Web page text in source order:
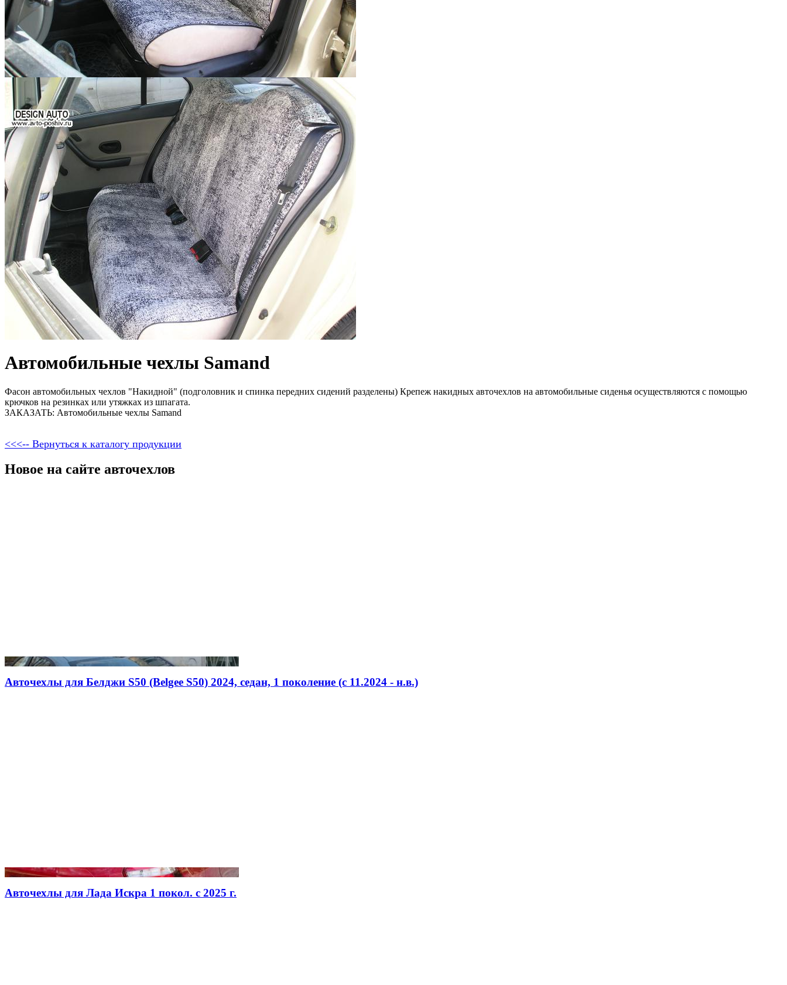
Автомобильные чехлы Samand
Фасон автомобильных чехлов "Накидной" (подголовник и спинка передних сидений разделены) Крепеж накидных авточехлов на автомобильные сиденья осуществляются с помощью
крючков на резинках или утяжках из шпагата.
ЗАКАЗАТЬ: Автомобильные чехлы Samand
<<<-- Вернуться к каталогу продукции
Новое на сайте авточехлов
Авточехлы для Белджи S50 (Belgee S50) 2024, седан, 1 поколение (c 11.2024 - н.в.)
Авточехлы для Лада Искра 1 покол. с 2025 г.